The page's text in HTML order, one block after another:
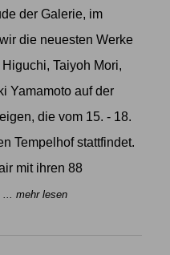
der Galerie, im
die neuesten Werke
Taiyoh Mori,
Yamamoto auf der
die vom 15. - 18.
Tempelhof stattfindet.
mit ihren 88
... mehr lesen